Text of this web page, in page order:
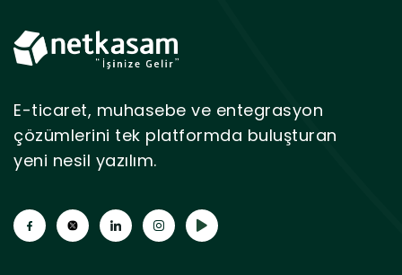
E-ticaret, muhasebe ve entegrasyon
çözümlerini tek platformda buluşturan
yeni nesil yazılım.